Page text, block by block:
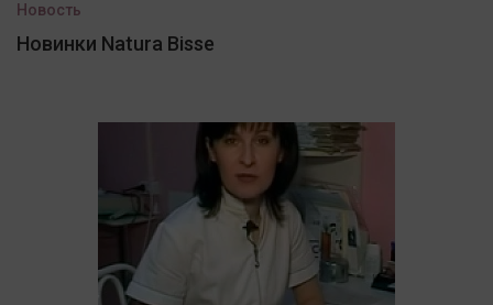
Новость
Новинки Natura Bisse